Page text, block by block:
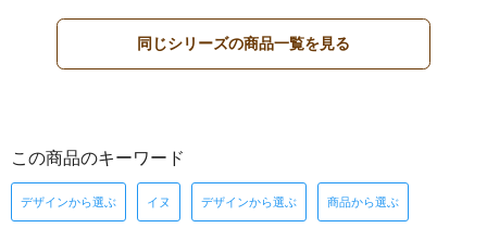
同じシリーズの商品一覧を見る
この商品のキーワード
デザインから選ぶ イヌ デザインから選ぶ 商品から選ぶ